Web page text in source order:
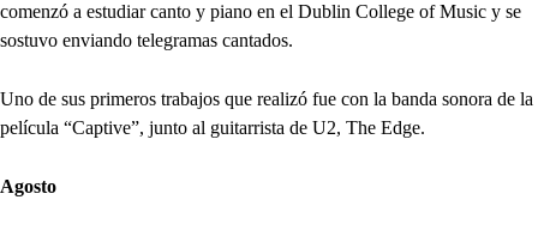
comenzó a estudiar canto y piano en el Dublin College of Music y se
sostuvo enviando telegramas cantados.
Uno de sus primeros trabajos que realizó fue con la banda sonora de la
película “Captive”, junto al guitarrista de U2, The Edge.
Agosto